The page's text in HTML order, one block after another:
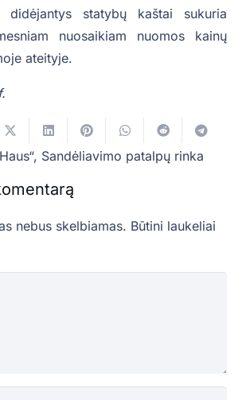
didėjantys statybų kaštai sukuria
nuosaikiam nuomos kainų
ateityje.
, Sandėliavimo patalpų rinka
nebus skelbiamas. Būtini laukeliai